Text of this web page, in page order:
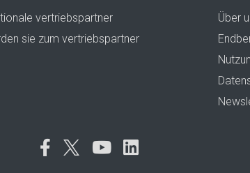
vertriebspartner
sie zum vertriebspartner
Über